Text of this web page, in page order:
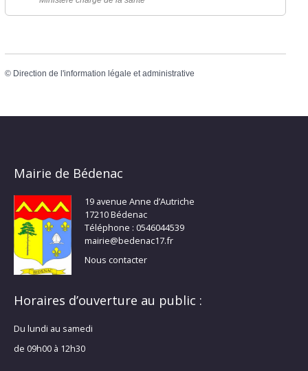
© Direction de l'information légale et administrative
Mairie de Bédenac
19 avenue Anne d’Autriche
17210 Bédenac
Téléphone : 0546044539
mairie@bedenac17.fr
Nous contacter
Horaires d’ouverture au public :
Du lundi au samedi
de 09h00 à 12h30